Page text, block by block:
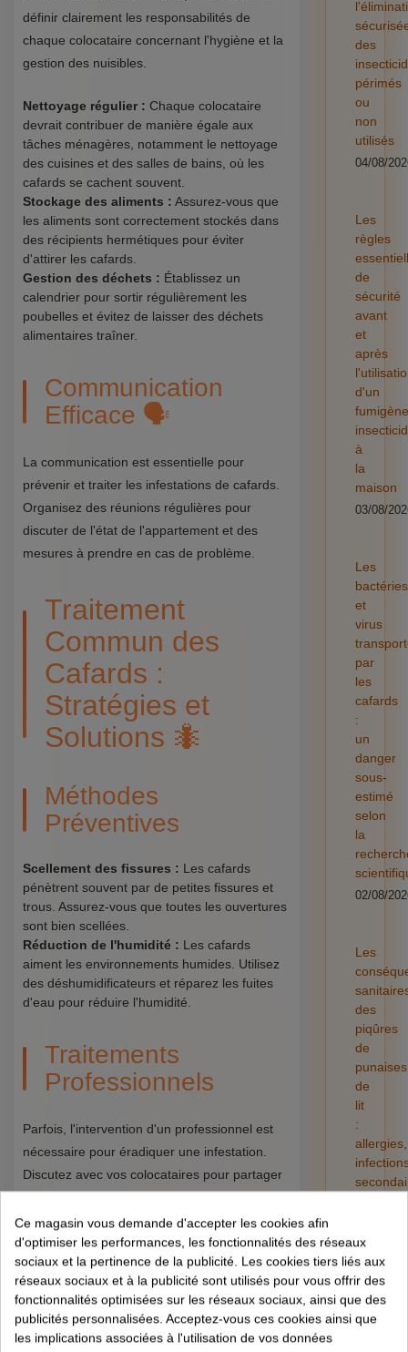
définir clairement les responsabilités de
chaque colocataire concernant l'hygiène et la
gestion des nuisibles.
Nettoyage régulier : Chaque colocataire
devrait contribuer de manière égale aux
tâches ménagères, notamment le nettoyage
des cuisines et des salles de bains, où les
cafards se cachent souvent.
Stockage des aliments : Assurez-vous que
les aliments sont correctement stockés dans
des récipients hermétiques pour éviter
d'attirer les cafards.
Gestion des déchets : Établissez un
calendrier pour sortir régulièrement les
poubelles et évitez de laisser des déchets
alimentaires traîner.
Communication
Efficace 🗣️
La communication est essentielle pour
prévenir et traiter les infestations de cafards.
Organisez des réunions régulières pour
discuter de l'état de l'appartement et des
mesures à prendre en cas de problème.
Traitement
Commun des
Cafards :
Stratégies et
Solutions 🐜
Méthodes
Préventives
Scellement des fissures : Les cafards
pénètrent souvent par de petites fissures et
trous. Assurez-vous que toutes les ouvertures
sont bien scellées.
Réduction de l'humidité : Les cafards
aiment les environnements humides. Utilisez
des déshumidificateurs et réparez les fuites
d'eau pour réduire l'humidité.
Traitements
Professionnels
Parfois, l'intervention d'un professionnel est
nécessaire pour éradiquer une infestation.
Discutez avec vos colocataires pour partager
FAQ : Questions
Fréquentes sur la
Gestion des
des
périmés
ou
non
utilisés
04/08/
Les
règles
de
sécurité
avant
et
après
d'un
fumigène
à
la
maison
03/08/
Les
bactéries
et
virus
par
les
cafards
:
un
danger
sous-
estimé
selon
la
02/08/
Les
des
piqûres
de
punaises
de
lit
:
allergies,
pour
la
santé
01/08/
Ce magasin vous demande d'accepter les cookies afin
d'optimiser les performances, les fonctionnalités des réseaux
sociaux et la pertinence de la publicité. Les cookies tiers liés aux
réseaux sociaux et à la publicité sont utilisés pour vous offrir des
fonctionnalités optimisées sur les réseaux sociaux, ainsi que des
publicités personnalisées. Acceptez-vous ces cookies ainsi que
les implications associées à l'utilisation de vos données